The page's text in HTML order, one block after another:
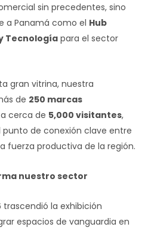
sin precedentes, sino
a Panamá como el Hub
Tecnología para el sector
gran vitrina, nuestra
de 250 marcas
cerca de 5,000 visitantes,
de conexión clave entre
fuerza productiva de la región.
nuestro sector
trascendió la exhibición
espacios de vanguardia en